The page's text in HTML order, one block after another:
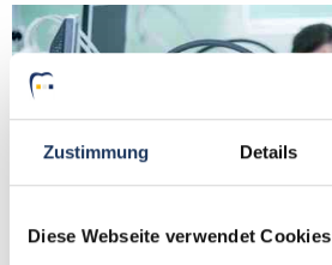
Zustimmung Details
Diese Webseite verwendet Cookies